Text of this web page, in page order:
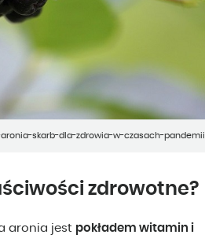
skarb-dla-zdrowia-w-czasach-pandemii
zdrowotne?
aronia jest pokładem witamin i